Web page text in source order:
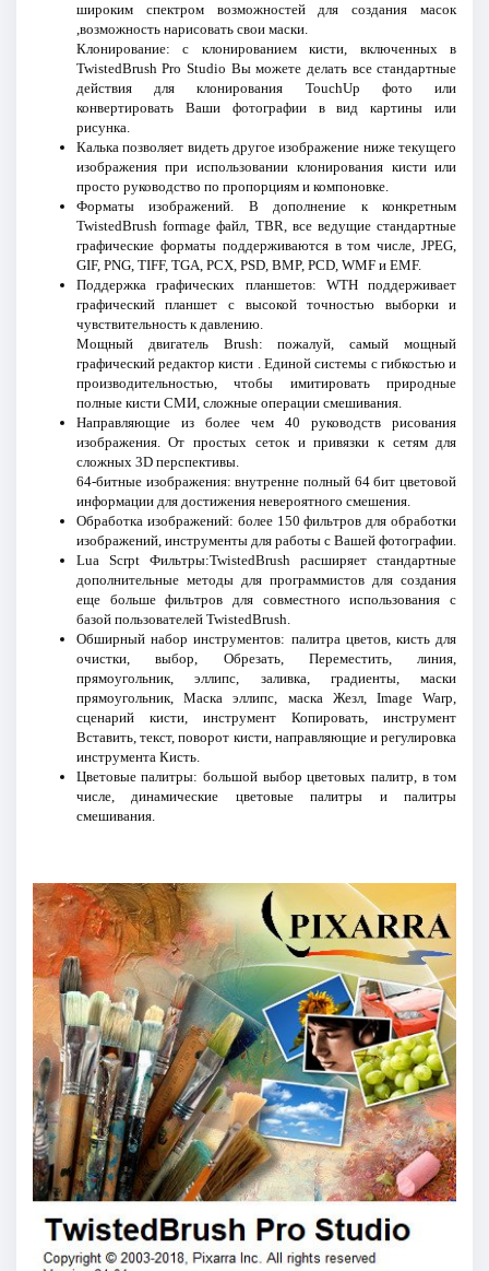
широким спектром возможностей для создания масок
,возможность нарисовать свои маски.
Клонирование: с клонированием кисти, включенных в
TwistedBrush Pro Studio Вы можете делать все стандартные
действия для клонирования TouchUp фото или
конвертировать Ваши фотографии в вид картины или
рисунка.
Калька позволяет видеть другое изображение ниже текущего
изображения при использовании клонирования кисти или
просто руководство по пропорциям и компоновке.
Форматы изображений. В дополнение к конкретным
TwistedBrush formage файл, TBR, все ведущие стандартные
графические форматы поддерживаются в том числе, JPEG,
GIF, PNG, TIFF, TGA, PCX, PSD, BMP, PCD, WMF и EMF.
Поддержка графических планшетов: WTH поддерживает
графический планшет с высокой точностью выборки и
чувствительность к давлению.
Мощный двигатель Brush: пожалуй, самый мощный
графический редактор кисти . Единой системы с гибкостью и
производительностью, чтобы имитировать природные
полные кисти СМИ, сложные операции смешивания.
Направляющие из более чем 40 руководств рисования
изображения. От простых сеток и привязки к сетям для
сложных 3D перспективы.
64-битные изображения: внутренне полный 64 бит цветовой
информации для достижения невероятного смешения.
Обработка изображений: более 150 фильтров для обработки
изображений, инструменты для работы с Вашей фотографии.
Lua Scrpt Фильтры:TwistedBrush расширяет стандартные
дополнительные методы для программистов для создания
еще больше фильтров для совместного использования с
базой пользователей TwistedBrush.
Обширный набор инструментов: палитра цветов, кисть для
очистки, выбор, Обрезать, Переместить, линия,
прямоугольник, эллипс, заливка, градиенты, маски
прямоугольник, Маска эллипс, маска Жезл, Image Warp,
сценарий кисти, инструмент Копировать, инструмент
Вставить, текст, поворот кисти, направляющие и регулировка
инструмента Кисть.
Цветовые палитры: большой выбор цветовых палитр, в том
числе, динамические цветовые палитры и палитры
смешивания.